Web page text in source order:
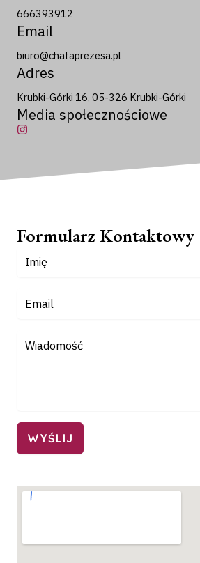
666393912
Email
biuro@chataprezesa.pl
Adres
Krubki-Górki 16, 05-326 Krubki-Górki
Media społecznościowe
Formularz Kontaktowy
WYŚLIJ